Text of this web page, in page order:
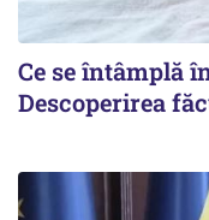
Ce se întâmplă
Descoperirea